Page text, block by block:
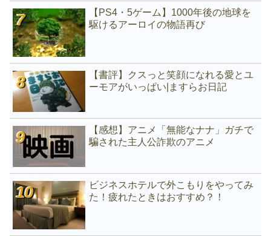
【PS4・5ゲーム】1000年後の地球を
駆けるアーロイの物語再び
【書評】クスっと笑顔になれる愛とユ
ーモアがいっぱい|ますらお日記
【感想】アニメ「無能なナナ」ガチで
騙された主人公詐欺のアニメ
ビジネスホテルで外こもりをやってみ
た！疲れたときはおすすめ？！